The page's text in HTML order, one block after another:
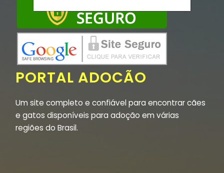
PORTAL ADOCÃO
Um site completo e confiável para encontrar cães
e gatos disponíveis para adoção em várias
regiões do Brasil.